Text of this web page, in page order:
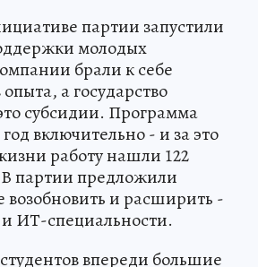
партии запустили
молодых
брали к себе
а государство
субсидии. Программа
включительно - и за это
работу нашли 122
партии предложили
возобновить и расширить -
ИТ-специальности.
впереди большие